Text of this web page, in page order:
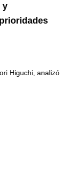
y
Higuchi, analizó